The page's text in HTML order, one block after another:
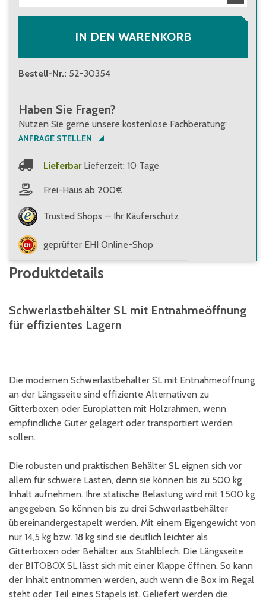
IN DEN WARENKORB
Bestell-Nr.: 52-30354
Haben Sie Fragen?
Nutzen Sie gerne unsere kostenlose Fachberatung:
ANFRAGE STELLEN
Lieferbar Lieferzeit: 10 Tage
Frei-Haus ab 200€
Trusted Shops — Ihr Käuferschutz
geprüfter EHI Online-Shop
Produktdetails
Schwerlastbehälter SL mit Entnahmeöffnung
für effizientes Lagern
Die modernen Schwerlastbehälter SL mit Entnahmeöffnung
an der Längsseite sind effiziente Alternativen zu
Gitterboxen oder Europlatten mit Holzrahmen, wenn
empfindliche Güter gelagert oder transportiert werden
sollen.
Die robusten und praktischen Behälter SL eignen sich vor
allem für schwere Lasten, denn sie können bis zu 500 kg
Inhalt aufnehmen. Ihre statische Belastung wird mit 1.500 kg
angegeben. So können bis zu drei Schwerlastbehälter
übereinandergestapelt werden. Mit einem Eigengewicht von
nur 14,5 kg bzw. 18 kg sind sie deutlich leichter als
Gitterboxen oder Behälter aus Stahlblech. Die Längsseite
der BITOBOX SL lässt sich mit einer Klappe öffnen. So kann
der Inhalt entnommen werden, auch wenn die Box im Regal
steht oder Teil eines Stapels ist. Geliefert werden die